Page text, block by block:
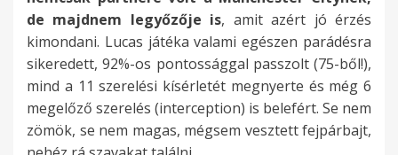
de majdnem legyőzője is, amit azért jó érzés
kimondani. Lucas játéka valami egészen parádésra
sikeredett, 92%-os pontossággal passzolt (75-ből!),
mind a 11 szerelési kísérletét megnyerte és még 6
megelőző szerelés (interception) is belefért. Se nem
zömök, se nem magas, mégsem vesztett fejpárbajt,